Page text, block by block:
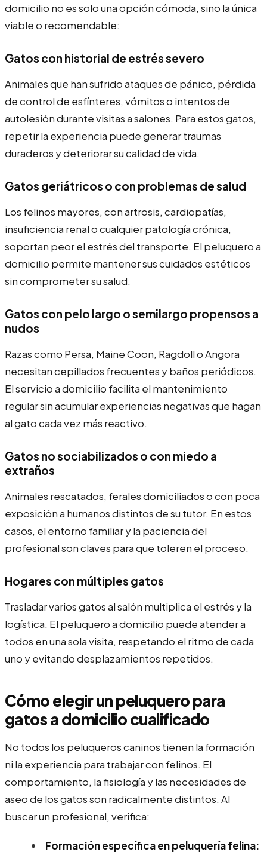
domicilio no es solo una opción cómoda, sino la única
viable o recomendable:
Gatos con historial de estrés severo
Animales que han sufrido ataques de pánico, pérdida
de control de esfínteres, vómitos o intentos de
autolesión durante visitas a salones. Para estos gatos,
repetir la experiencia puede generar traumas
duraderos y deteriorar su calidad de vida.
Gatos geriátricos o con problemas de salud
Los felinos mayores, con artrosis, cardiopatías,
insuficiencia renal o cualquier patología crónica,
soportan peor el estrés del transporte. El peluquero a
domicilio permite mantener sus cuidados estéticos
sin comprometer su salud.
Gatos con pelo largo o semilargo propensos a
nudos
Razas como Persa, Maine Coon, Ragdoll o Angora
necesitan cepillados frecuentes y baños periódicos.
El servicio a domicilio facilita el mantenimiento
regular sin acumular experiencias negativas que hagan
al gato cada vez más reactivo.
Gatos no sociabilizados o con miedo a
extraños
Animales rescatados, ferales domiciliados o con poca
exposición a humanos distintos de su tutor. En estos
casos, el entorno familiar y la paciencia del
profesional son claves para que toleren el proceso.
Hogares con múltiples gatos
Trasladar varios gatos al salón multiplica el estrés y la
logística. El peluquero a domicilio puede atender a
todos en una sola visita, respetando el ritmo de cada
uno y evitando desplazamientos repetidos.
Cómo elegir un peluquero para
gatos a domicilio cualificado
No todos los peluqueros caninos tienen la formación
ni la experiencia para trabajar con felinos. El
comportamiento, la fisiología y las necesidades de
aseo de los gatos son radicalmente distintos. Al
buscar un profesional, verifica:
Formación específica en peluquería felina: